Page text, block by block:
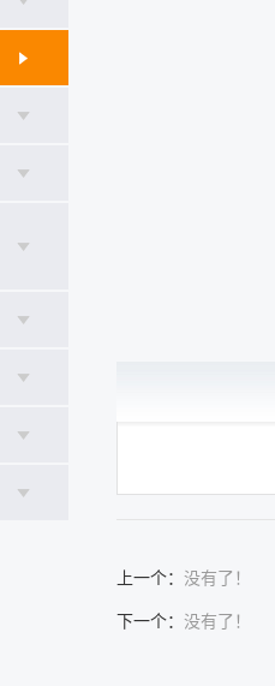
上一个： 没有了！
下一个： 没有了！